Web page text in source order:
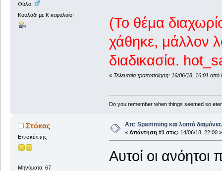
Φύλο:
Κουλάδι με Κ κεφαλαίο!
(Το θέμα
χάθηκε, μάλλον
διαδικασία.
« Τελευταία τροποποίηση: 16/06/18, 16:01
Do you remember when things seemed so
Στόκας
Επισκέπτης
Μηνύματα: 67
Απ: Spamming και λοιπά
« Απάντηση #1 στις: 14/06/18, 22:00 »
Αυτοί οι